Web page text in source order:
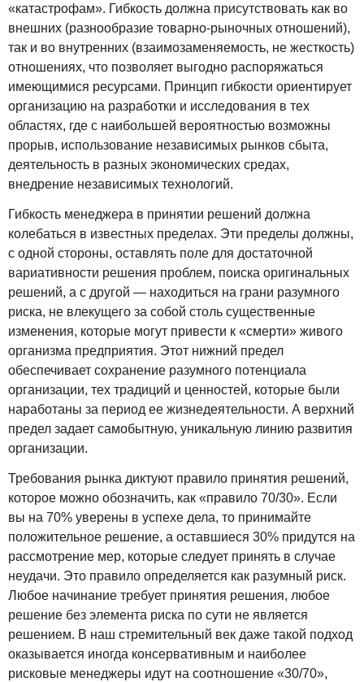
«катастрофам». Гибкость должна присутствовать как во
внешних (разнообразие товарно-рыночных отношений),
так и во внутренних (взаимозаменяемость, не жесткость)
отношениях, что позволяет выгодно распоряжаться
имеющимися ресурсами. Принцип гибкости ориентирует
организацию на разработки и исследования в тех
областях, где с наибольшей вероятностью возможны
прорыв, использование независимых рынков сбыта,
деятельность в разных экономических средах,
внедрение независимых технологий.
Гибкость менеджера в принятии решений должна
колебаться в известных пределах. Эти пределы должны,
с одной стороны, оставлять поле для достаточной
вариативности решения проблем, поиска оригинальных
решений, а с другой — находиться на грани разумного
риска, не влекущего за собой столь существенные
изменения, которые могут привести к «смерти» живого
организма предприятия. Этот нижний предел
обеспечивает сохранение разумного потенциала
организации, тех традиций и ценностей, которые были
наработаны за период ее жизнедеятельности. А верхний
предел задает самобытную, уникальную линию развития
организации.
Требования рынка диктуют правило принятия решений,
которое можно обозначить, как «правило 70/30». Если
вы на 70% уверены в успехе дела, то принимайте
положительное решение, а оставшиеся 30% придутся на
рассмотрение мер, которые следует принять в случае
неудачи. Это правило определяется как разумный риск.
Любое начинание требует принятия решения, любое
решение без элемента риска по сути не является
решением. В наш стремительный век даже такой подход
оказывается иногда консервативным и наиболее
рисковые менеджеры идут на соотношение «30/70»,